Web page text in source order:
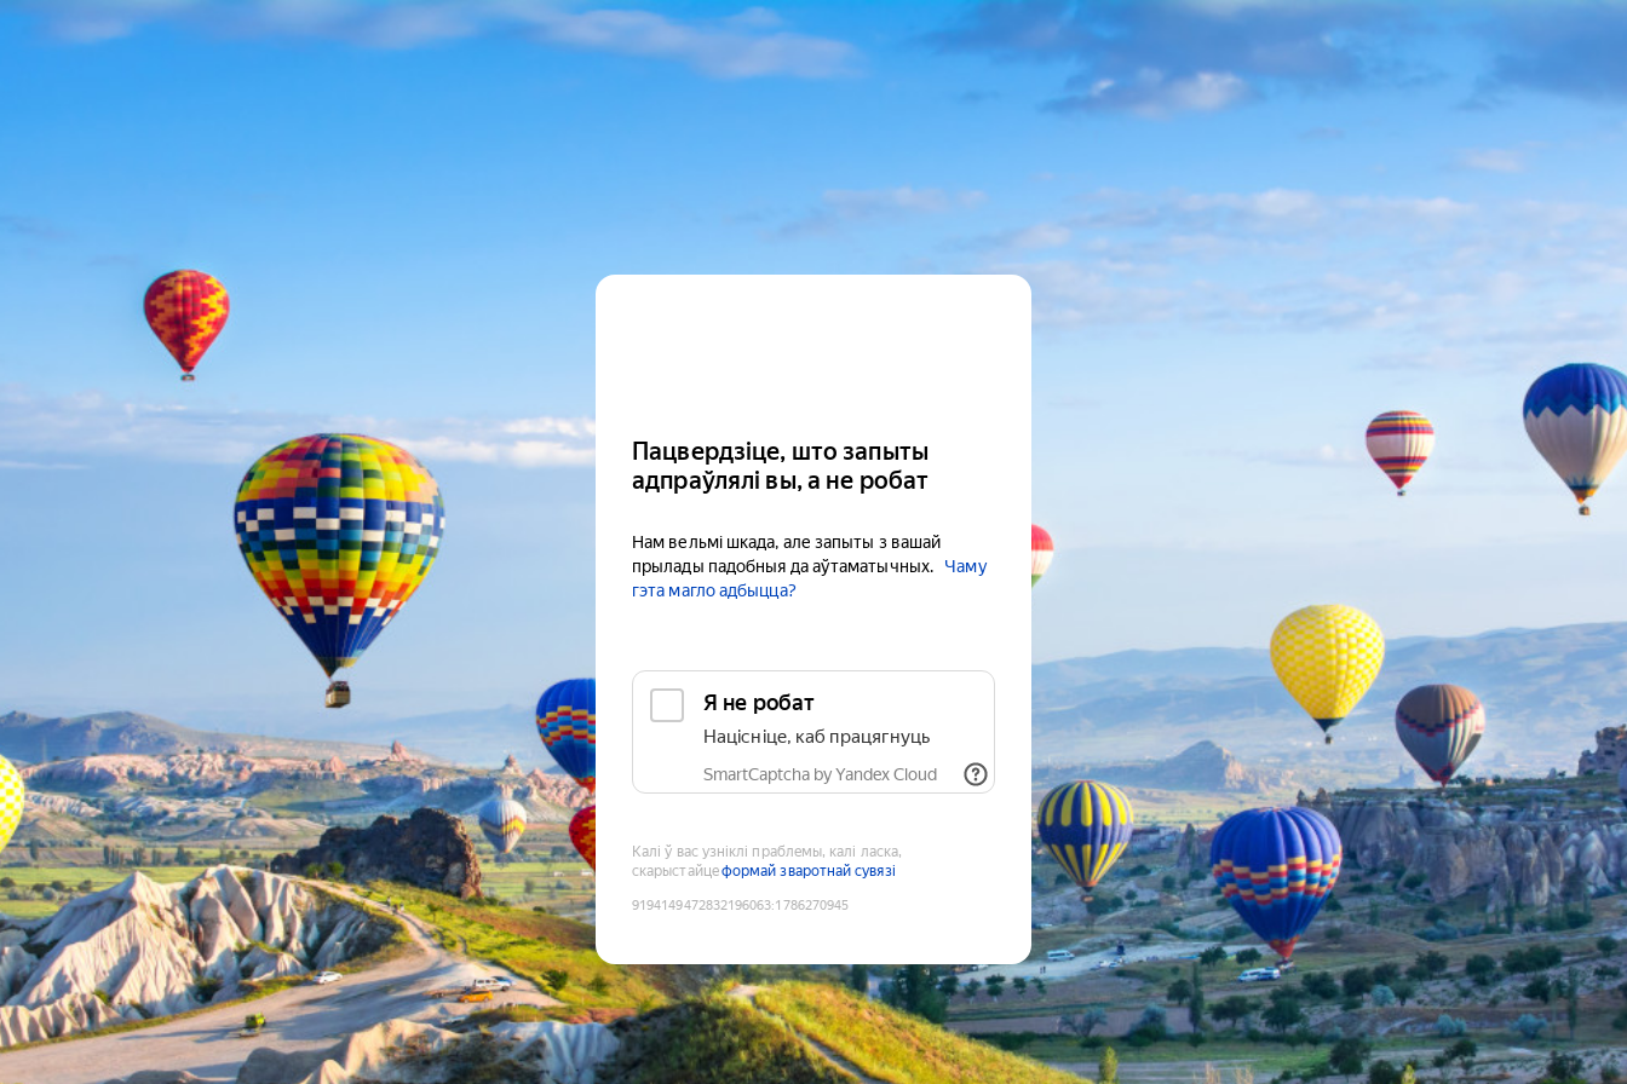
Пацвердзіце, што запыты
адпраўлялі вы, а не робат
Нам вельмі шкада, але запыты з вашай
прылады падобныя да аўтаматычных.
Чаму
гэта магло адбыцца?
Я не робат
Націсніце, каб працягнуць
SmartCaptcha by Yandex Cloud
Калі ў вас узніклі праблемы, калі ласка,
скарыстайцеформай зваротнай сувязі
9194149472832196063:1786270945